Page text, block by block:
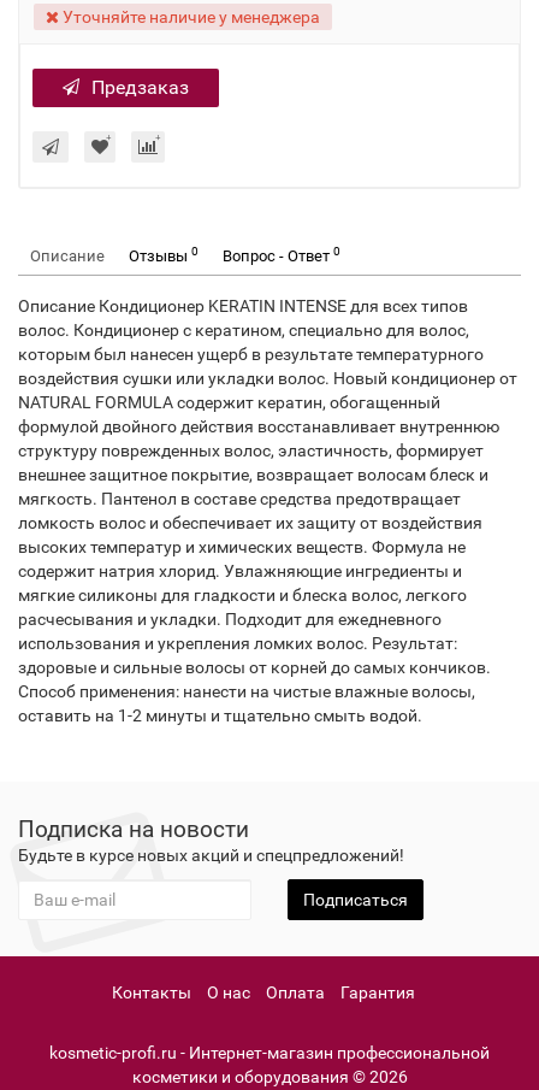
Уточняйте наличие у менеджера
Предзаказ
Описание Отзывы 0 Вопрос - Ответ 0
Описание Кондиционер KERATIN INTENSE для всех типов
волос. Кондиционер с кератином, специально для волос,
которым был нанесен ущерб в результате температурного
воздействия сушки или укладки волос. Новый кондиционер от
NATURAL FORMULA содержит кератин, обогащенный
формулой двойного действия восстанавливает внутреннюю
структуру поврежденных волос, эластичность, формирует
внешнее защитное покрытие, возвращает волосам блеск и
мягкость. Пантенол в составе средства предотвращает
ломкость волос и обеспечивает их защиту от воздействия
высоких температур и химических веществ. Формула не
содержит натрия хлорид. Увлажняющие ингредиенты и
мягкие силиконы для гладкости и блеска волос, легкого
расчесывания и укладки. Подходит для ежедневного
использования и укрепления ломких волос. Результат:
здоровые и сильные волосы от корней до самых кончиков.
Способ применения: нанести на чистые влажные волосы,
оставить на 1-2 минуты и тщательно смыть водой.
Подписка на новости
Будьте в курсе новых акций и спецпредложений!
Подписаться
Контакты О нас Оплата Гарантия
kosmetic-profi.ru - Интернет-магазин профессиональной
косметики и оборудования © 2026